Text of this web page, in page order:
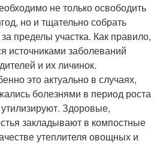
не только освободить
но и тщательно собрать
пределы участка. Как правило,
источниками заболеваний
и их личинок.
это актуально в случаях,
болезнями в период роста
Здоровые,
закладывают в компостные
утеплителя овощных и